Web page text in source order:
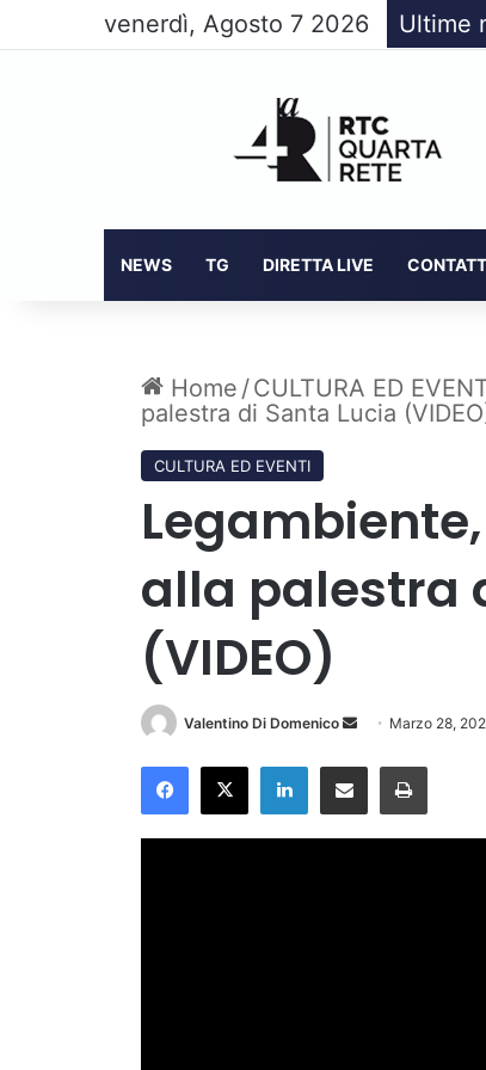
venerdì, Agosto 7 2026 Ultime
NEWS TG DIRETTA LIVE
Home /CULTURA ED
palestra di Santa Lucia
CULTURA ED EVENTI
alla palestra
(VIDEO)
Valentino Di Domenico
Invia Marzo 28,
Facebook
X LinkedIn
Condividi via Email